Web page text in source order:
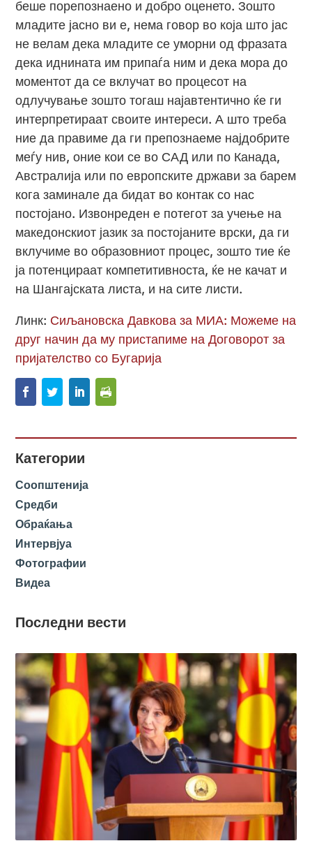
беше порепознаено и добро оценето. Зошто
младите јасно ви е, нема говор во која што јас
не велам дека младите се уморни од фразата
дека иднината им припаѓа ним и дека мора до
моментот да се вклучат во процесот на
одлучување зошто тогаш најавтентично ќе ги
интерпретираат своите интереси. А што треба
ние да правиме да ги препознаеме најдобрите
меѓу нив, оние кои се во САД или по Канада,
Австралија или по европските држави за барем
кога заминале да бидат во контак со нас
постојано. Извонреден е потегот за учење на
македонскиот јазик за постојаните врски, да ги
вклучиме во образовниот процес, зошто тие ќе
ја потенцираат компетитивноста, ќе не качат и
на Шангајската листа, и на сите листи.
Линк: Сиљановска Давкова за МИА: Можеме на
друг начин да му пристапиме на Договорот за
пријателство со Бугарија
Категории
Соопштенија
Средби
Обраќања
Интервјуа
Фотографии
Видеа
Последни вести